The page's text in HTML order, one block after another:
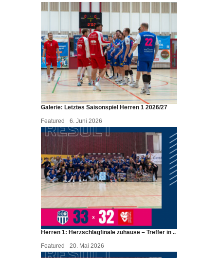
Galerie: Letztes Saisonspiel Herren 1 2026/27
Featured
6. Juni 2026
Herren 1: Herzschlagfinale zuhause – Treffer in ..
Featured
20. Mai 2026